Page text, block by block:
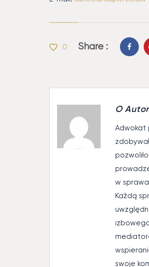
0 Share :
O
Adwokat
w
Każdą
swoje